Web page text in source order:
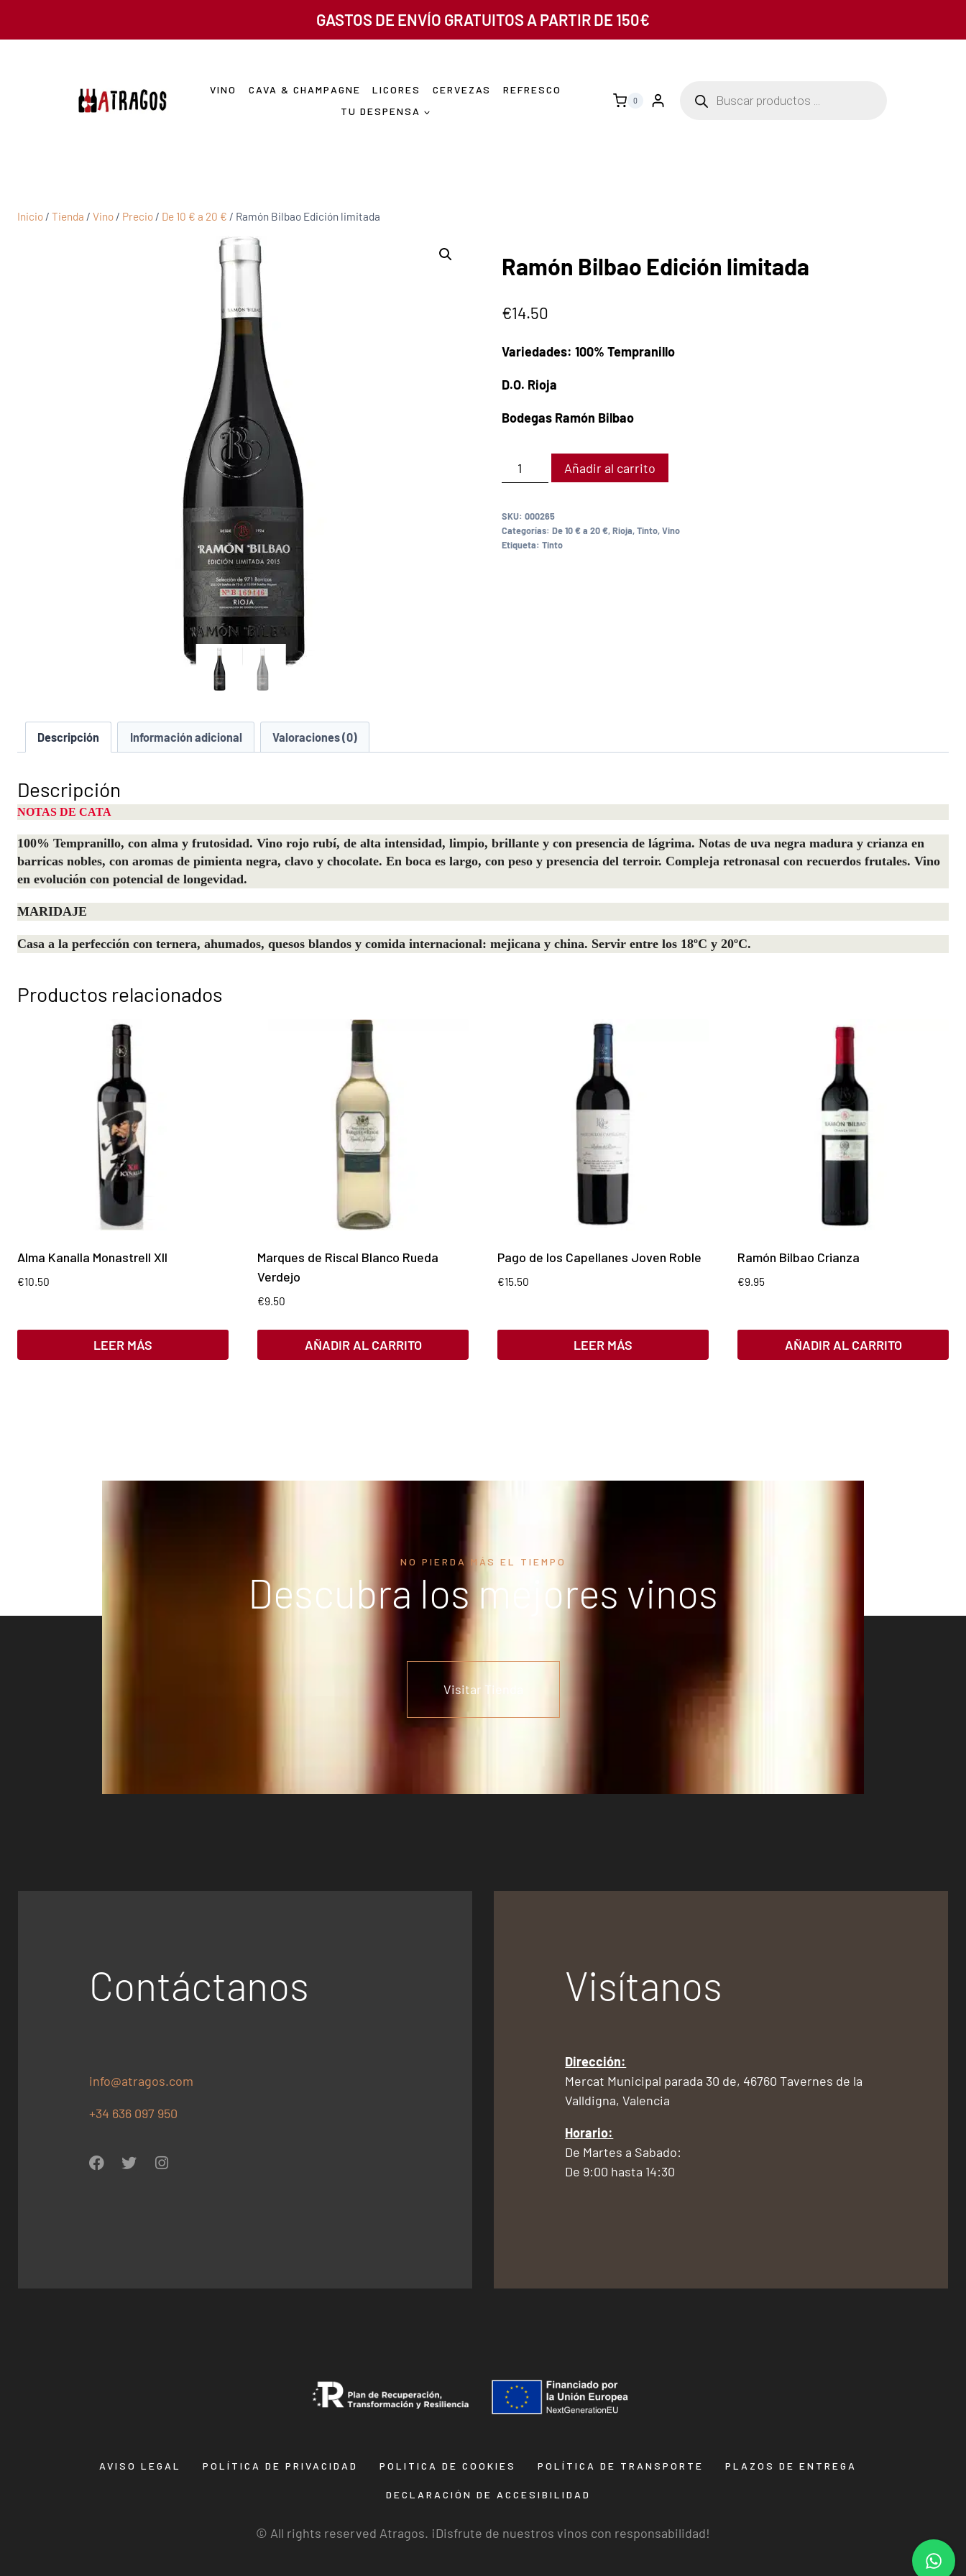
GASTOS DE ENVÍO GRATUITOS A PARTIR DE 150€
VINO CAVA & CHAMPAGNE LICORES CERVEZAS
REFRESCO
TU DESPENSA
0
Inicio / Tienda / Vino / Precio / De 10 € a 20 € / Ramón Bilbao Edición limitada
Ramón Bilbao Edición limitada
€14.50
Variedades: 100% Tempranillo
D.O. Rioja
Bodegas Ramón Bilbao
Añadir al carrito
SKU: 000265
Categorías: De 10 € a 20 €,Rioja,Tinto,Vino
Etiqueta: Tinto
Descripción Información adicional Valoraciones (0)
Descripción
NOTAS DE CATA
100% Tempranillo, con alma y frutosidad. Vino rojo rubí, de alta intensidad, limpio, brillante y con presencia de lágrima. Notas de uva negra madura y crianza en
barricas nobles, con aromas de pimienta negra, clavo y chocolate. En boca es largo, con peso y presencia del terroir. Compleja retronasal con recuerdos frutales. Vino
en evolución con potencial de longevidad.
MARIDAJE
Casa a la perfección con ternera, ahumados, quesos blandos y comida internacional: mejicana y china. Servir entre los 18ºC y 20ºC.
Productos relacionados
Alma Kanalla Monastrell XII
€10.50
LEER MÁS
Marques de Riscal Blanco Rueda
Verdejo
€9.50
AÑADIR AL CARRITO
Pago de los Capellanes Joven Roble
€15.50
LEER MÁS
Ramón Bilbao Crianza
€9.95
AÑADIR AL CARRITO
NO PIERDA MÁS EL TIEMPO
Descubra los mejores vinos
Visitar Tienda
Contáctanos
info@atragos.com
+34 636 097 950
Visítanos
Dirección:
Mercat Municipal parada 30 de, 46760 Tavernes de la
Valldigna, Valencia
Horario:
De Martes a Sabado:
De 9:00 hasta 14:30
AVISO LEGAL POLÍTICA DE PRIVACIDAD POLITICA DE COOKIES POLÍTICA DE TRANSPORTE PLAZOS DE ENTREGA
DECLARACIÓN DE ACCESIBILIDAD
© All rights reserved Atragos. ¡Disfrute de nuestros vinos con responsabilidad!